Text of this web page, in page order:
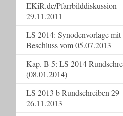
EKiR.de/Pfarrbilddiskussion
29.11.2011
LS 2014: Synodenvorlage
Beschluss vom 05.07.2013
Kap. B 5: LS 2014
(08.01.2014)
LS 2013 b Rundschreiben 29
26.11.2013